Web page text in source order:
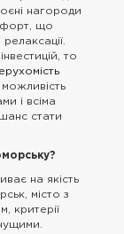
нагороди
що
то
можливість
і всіма
стати
на якість
місто з
критерії